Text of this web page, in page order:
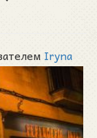
Iryna